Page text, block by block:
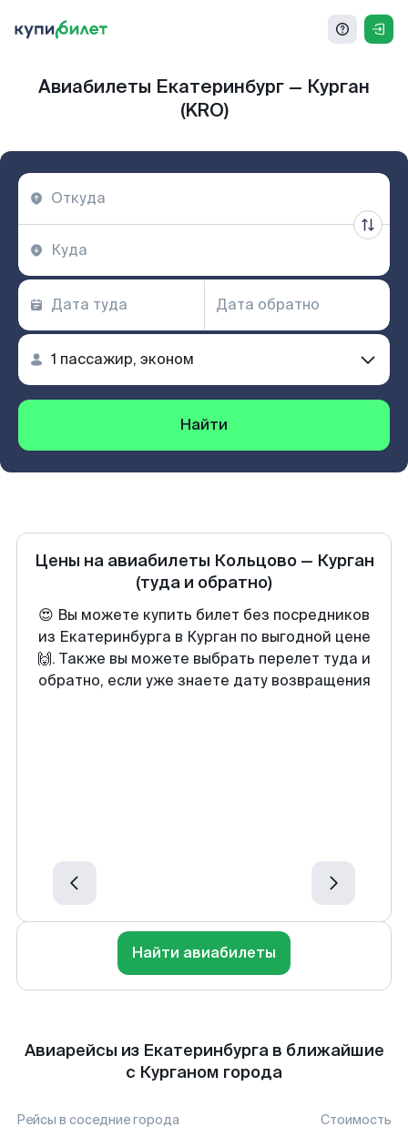
Авиабилеты Екатеринбург — Курган
(KRO)
Найти
Цены на авиабилеты Кольцово— Курган
(туда и обратно)
😍 Вы можете купить билет без посредников
из Екатеринбурга в Курган по выгодной цене
🙌. Также вы можете выбрать перелет туда и
обратно, если уже знаете дату возвращения
Найти авиабилеты
Авиарейсы из Екатеринбурга в ближайшие
с Курганом города
Рейсы в соседние города Стоимость